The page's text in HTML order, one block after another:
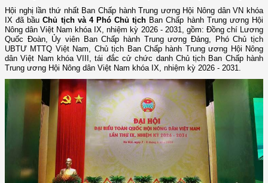
Hội nghị lần thứ nhất Ban Chấp hành Trung ương Hội Nông dân VN khóa
IX đã bầuChủ tịch và 4 Phó Chủ tịch Ban Chấp hành Trung ương Hội
Nông dân Việt Nam khóa IX, nhiệm kỳ 2026 - 2031, gồm: Đồng chí Lương
Quốc Đoàn, Ủy viên Ban Chấp hành Trung ương Đảng, Phó Chủ tịch
UBTƯ MTTQ Việt Nam, Chủ tịch Ban Chấp hành Trung ương Hội Nông
dân Việt Nam khóa VIII, tái đắc cử chức danh Chủ tịch Ban Chấp hành
Trung ương Hội Nông dân Việt Nam khóa IX, nhiệm kỳ 2026 - 2031.